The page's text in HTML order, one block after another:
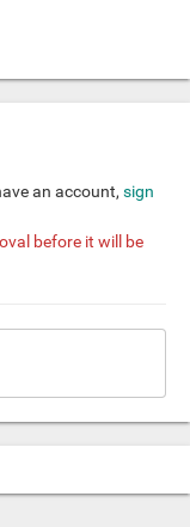
an account, sign
before it will be